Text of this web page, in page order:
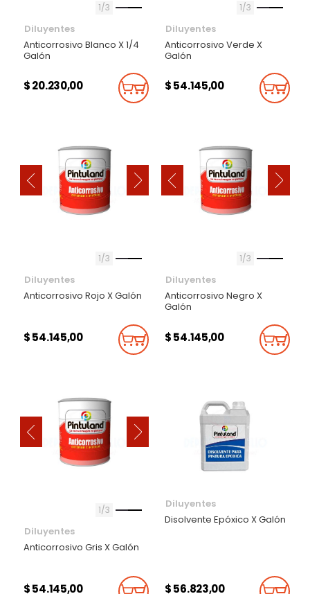
1 3
Diluyentes
Anticorrosivo Blanco X 1/4
Galón
$ 20.230,00 Añadir Al Carrito
1 3
Diluyentes
Anticorrosivo Verde X
Galón
$ 54.145,00
‹ ›
1 3
Diluyentes
Anticorrosivo Rojo X Galón
$ 54.145,00 Añadir Al Carrito
‹ ›
1 3
Diluyentes
Anticorrosivo Negro X
Galón
$ 54.145,00
‹ ›
1 3
Diluyentes
Anticorrosivo Gris X Galón
$ 54.145,00
Diluyentes
Disolvente Epóxico X Galón
$ 56.823,00